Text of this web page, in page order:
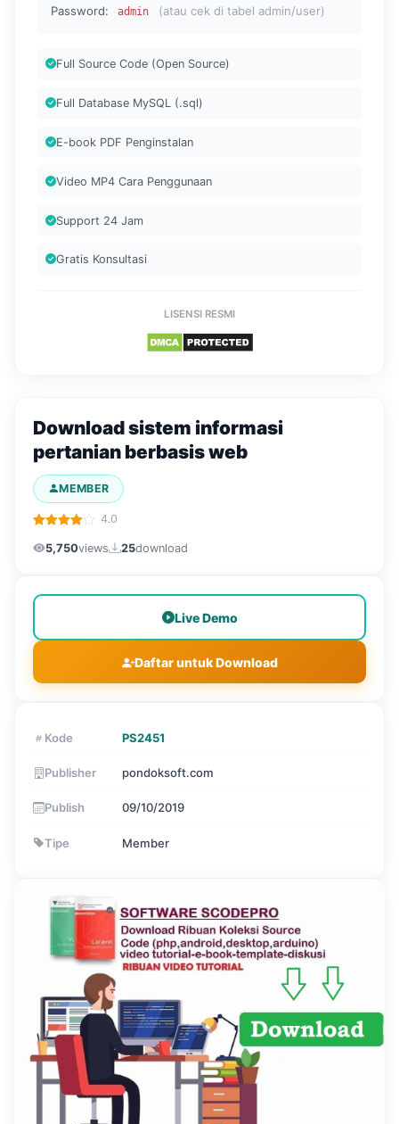
Password: admin (atau cek di tabel admin/user)
Full Source Code (Open Source)
Full Database MySQL (.sql)
E-book PDF Penginstalan
Video MP4 Cara Penggunaan
Support 24 Jam
Gratis Konsultasi
LISENSI RESMI
Download sistem informasi
pertanian berbasis web
MEMBER
4.0
5,750views 25download
Live Demo
Daftar untuk Download
Kode PS2451
Publisher pondoksoft.com
Publish 09/10/2019
Tipe Member